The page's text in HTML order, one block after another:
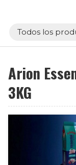
Todos los
Arion
3KG